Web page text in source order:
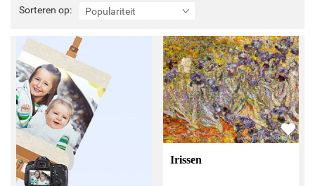
Sorteren op: Populariteit
Sorteren
op:
Irissen